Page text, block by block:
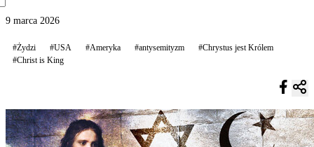
9 marca 2026
#Żydzi #USA #Ameryka #antysemityzm
#Chrystus jest Królem
#Christ is King